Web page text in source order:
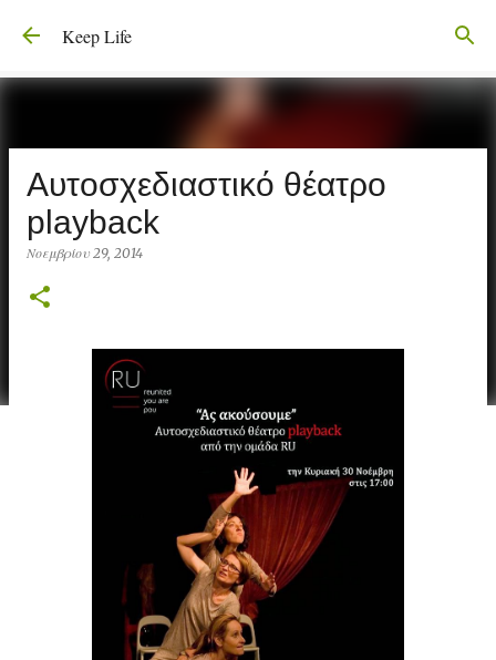
Μετάβαση στο κύριο περιεχόμενο
Keep Life
Αυτοσχεδιαστικό θέατρο
playback
Νοεμβρίου 29, 2014